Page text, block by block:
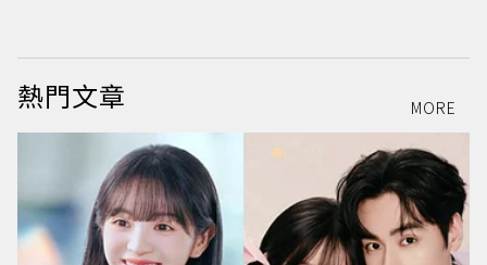
熱門文章 MORE